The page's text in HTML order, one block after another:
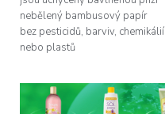
nebělený bambusový papír
bez pesticidů, barviv, chemikálií
nebo plastů